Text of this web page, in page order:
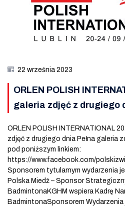
22 września 2023
ORLEN POLISH
galeria zdjęć z drugiego
ORLEN POLISH INTERNATIONAL
zdjęć z drugiego dnia Pełna galeria
pod poniższym linkiem:
https://www.facebook.com/
Sponsorem tytularnym wydarzenia
Polska Miedź – Sponsor
BadmintonaKGHM wspiera Kadrę
BadmintonaSponsorem Wydarzenia